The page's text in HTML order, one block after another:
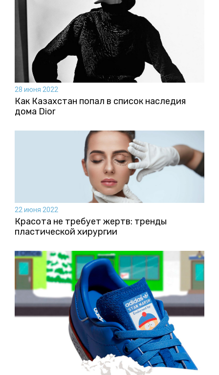
28 июня 2022
Как Казахстан попал в список наследия
дома Dior
22 июня 2022
Красота не требует жертв: тренды
пластической хирургии